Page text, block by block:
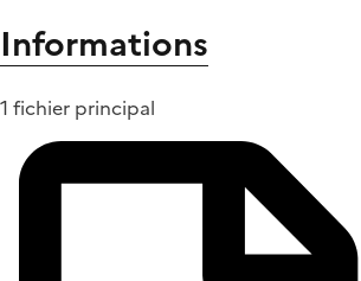
Informations
1 fichier principal